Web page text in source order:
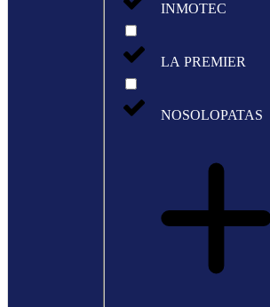
INMOTEC
LA PREMIER
NOSOLOPATAS